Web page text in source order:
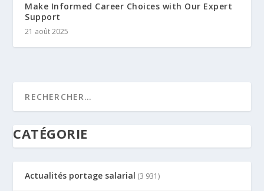
Make Informed Career Choices with Our Expert
Support
21 août 2025
CATÉGORIE
Actualités portage salarial (3 931)